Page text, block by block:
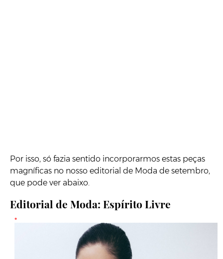
Por isso, só fazia sentido incorporarmos estas peças
magníficas no nosso editorial de Moda de setembro,
que pode ver abaixo.
Editorial de Moda: Espírito Livre